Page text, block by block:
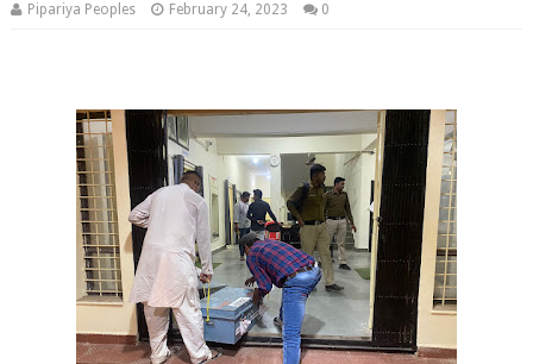
Pipariya Peoples February 24, 2023 0